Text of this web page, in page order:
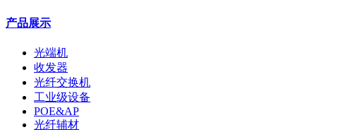
产品展示
光端机
收发器
光纤交换机
工业级设备
POE&AP
光纤辅材